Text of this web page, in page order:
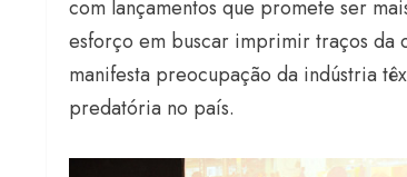
com lançamentos que promete ser
esforço em buscar imprimir traços
manifesta preocupação da indústria
predatória no país.